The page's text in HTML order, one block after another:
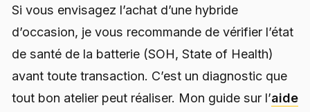
Si vous envisagez l’achat d’une hybride
d’occasion, je vous recommande de vérifier l’état
de santé de la batterie (SOH, State of Health)
avant toute transaction. C’est un diagnostic que
tout bon atelier peut réaliser. Mon guide sur l’aide